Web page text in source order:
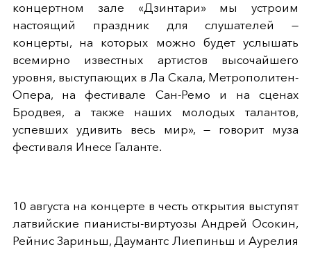
концертном зале «Дзинтари» мы устроим
настоящий праздник для слушателей —
концерты, на которых можно будет услышать
всемирно известных артистов высочайшего
уровня, выступающих в Ла Скала, Метрополитен-
Опера, на фестивале Сан-Ремо и на сценах
Бродвея, а также наших молодых талантов,
успевших удивить весь мир», — говорит муза
фестиваля Инесе Галанте.
10 августа на концерте в честь открытия выступят
латвийские пианисты-виртуозы Андрей Осокин,
Рейнис Зариньш, Даумантс Лиепиньш и Аурелия